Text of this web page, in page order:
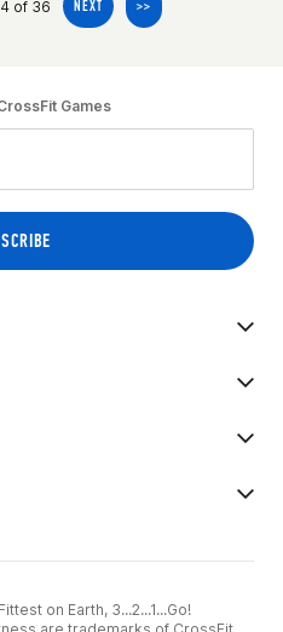
4 of 36 NEXT >>
Games
on Earth, 3...2...1...Go!